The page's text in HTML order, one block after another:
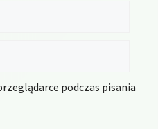
podczas pisania